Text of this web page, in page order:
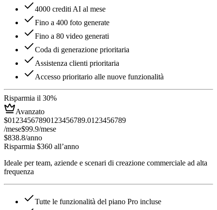
4000 crediti AI al mese
Fino a 400 foto generate
Fino a 80 video generati
Coda di generazione prioritaria
Assistenza clienti prioritaria
Accesso prioritario alle nuove funzionalità
Risparmia il 30%
Avanzato
$01 2345678901 23456789.01 23456789
/mese$99.9/mese
$838.8/anno
Risparmia $360 all’anno
Ideale per team, aziende e scenari di creazione commerciale ad alta
frequenza
Tutte le funzionalità del piano Pro incluse